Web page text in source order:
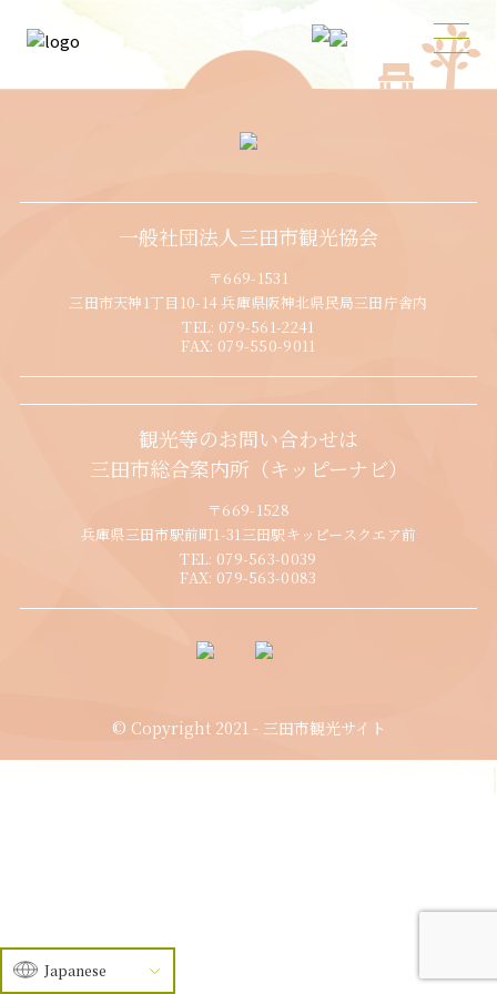
一般社団法人三田市観光協会
〒669-1531
三田市天神1丁目10-14 兵庫県阪神北県民局三田庁舎内
TEL: 079-561-2241
FAX: 079-550-9011
観光等のお問い合わせは
三田市総合案内所（キッピーナビ）
〒669-1528
兵庫県三田市駅前町1-31三田駅キッピースクエア前
TEL: 079-563-0039
FAX: 079-563-0083
© Copyright 2021 - 三田市観光サイト